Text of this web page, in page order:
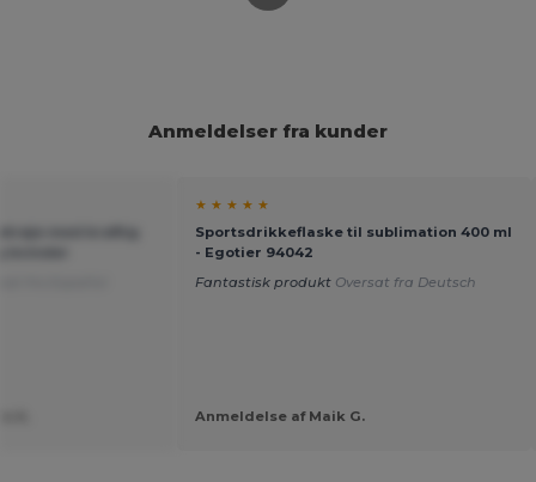
Anmeldelser fra kunder
★ ★ ★ ★ ★
Sportsdrikkeflaske til sublimation 400 ml
- Egotier 94042
Fantastisk produkt Oversat fra Deutsch
Anmeldelse af Maik G.